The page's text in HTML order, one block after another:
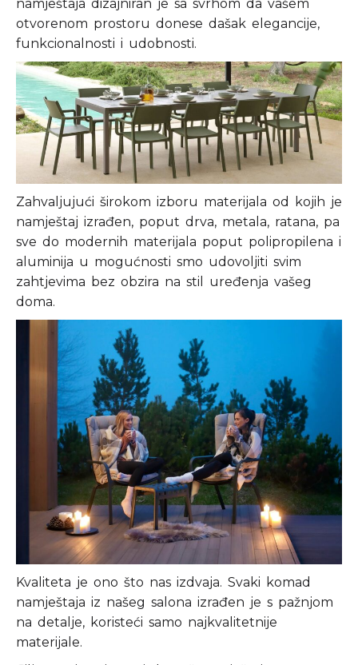
namještaja dizajniran je sa svrhom da vašem
otvorenom prostoru donese dašak elegancije,
funkcionalnosti i udobnosti.
Zahvaljujući širokom izboru materijala od kojih je
namještaj izrađen, poput drva, metala, ratana, pa
sve do modernih materijala poput polipropilena i
aluminija u mogućnosti smo udovoljiti svim
zahtjevima bez obzira na stil uređenja vašeg
doma.
Kvaliteta je ono što nas izdvaja. Svaki komad
namještaja iz našeg salona izrađen je s pažnjom
na detalje, koristeći samo najkvalitetnije
materijale.